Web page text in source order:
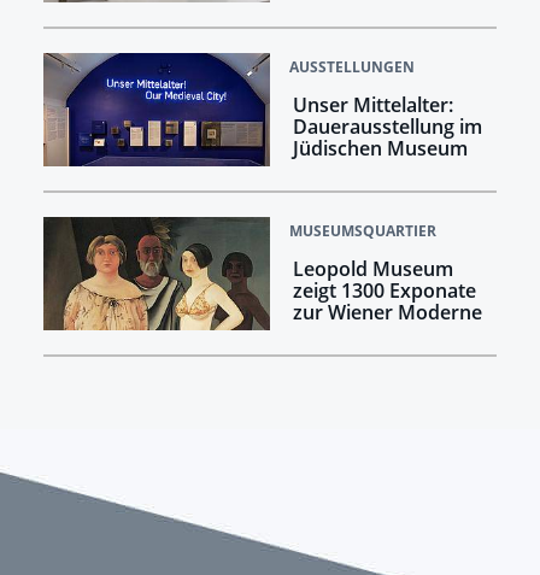
AUSSTELLUNGEN
Unser Mittelalter:
Dauerausstellung im
Jüdischen Museum
MUSEUMSQUARTIER
Leopold Museum
zeigt 1300 Exponate
zur Wiener Moderne